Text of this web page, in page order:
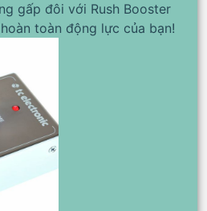
gấp đôi với Rush Booster
toàn động lực của bạn!